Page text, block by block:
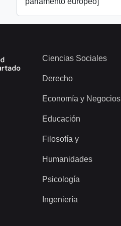
Ciencias Sociales
Derecho
Economía y Negocios
Educación
Filosofía y
Humanidades
Psicología
Ingeniería